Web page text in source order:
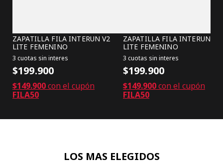
ZAPATILLA FILA INTERUN V2
LITE FEMENINO
3 cuotas sin interes
$199.900
$149.900con el cupón
FILA50
ZAPATILLA FILA INTERUN V2
LITE FEMENINO
3 cuotas sin interes
$199.900
$149.900con el cupón
FILA50
LOS MAS ELEGIDOS